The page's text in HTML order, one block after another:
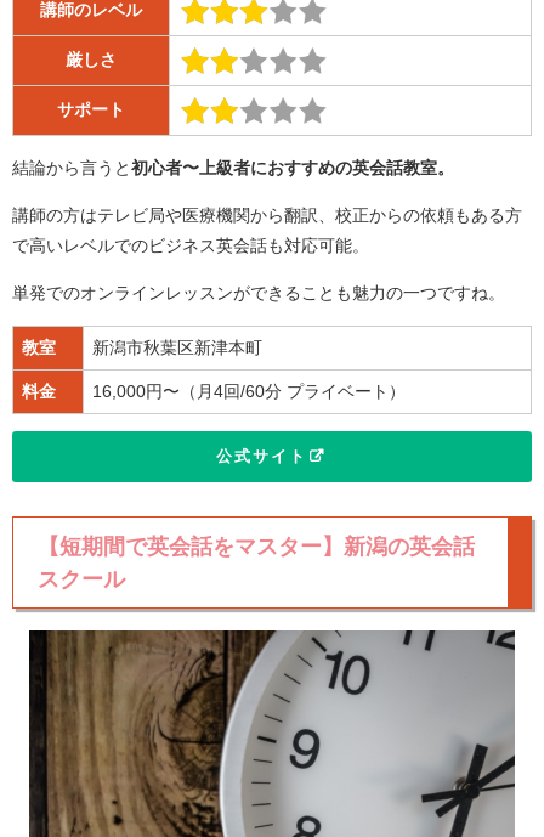
講師のレベル
厳しさ
サポート
結論から言うと 初心者〜上級者におすすめの英会話教室。
講師の方はテレビ局や医療機関から翻訳、校正からの依頼もある方
で高いレベルでのビジネス英会話も対応可能。
単発でのオンラインレッスンができることも魅力の一つですね。
教室 新潟市秋葉区新津本町
料金 16,000円〜（月4回/60分 プライベート）
公式サイト
【短期間で英会話をマスター】新潟の英会話
スクール